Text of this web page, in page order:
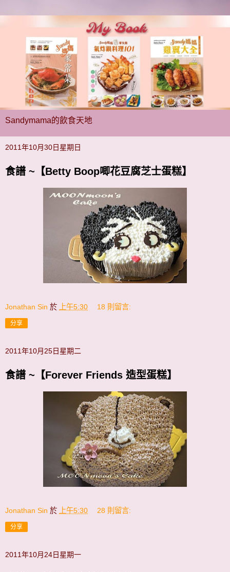
Sandymama的飲食天地
2011年10月30日星期日
食譜 ~【Betty Boop唧花豆腐芝士蛋糕】
Jonathan Sin 於 上午5:30 18 則留言:
分享
2011年10月25日星期二
食譜 ~【Forever Friends 造型蛋糕】
Jonathan Sin 於 上午5:30 28 則留言:
分享
2011年10月24日星期一